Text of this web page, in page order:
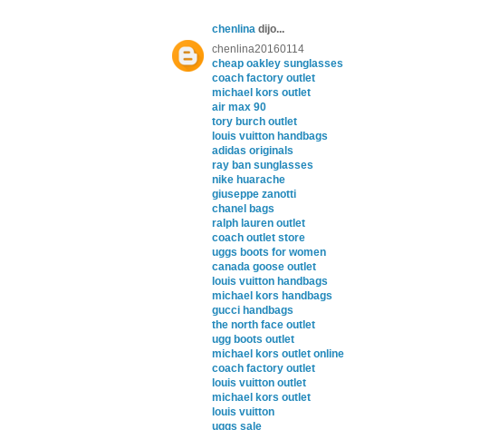
chenlina dijo...
chenlina20160114
cheap oakley sunglasses
coach factory outlet
michael kors outlet
air max 90
tory burch outlet
louis vuitton handbags
adidas originals
ray ban sunglasses
nike huarache
giuseppe zanotti
chanel bags
ralph lauren outlet
coach outlet store
uggs boots for women
canada goose outlet
louis vuitton handbags
michael kors handbags
gucci handbags
the north face outlet
ugg boots outlet
michael kors outlet online
coach factory outlet
louis vuitton outlet
michael kors outlet
louis vuitton
uggs sale